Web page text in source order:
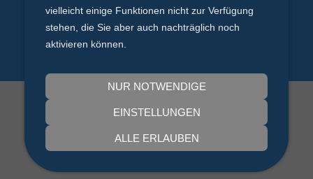
IMPRESSUM|DATENSCHUTZ
AGB| WIDERRUFSRECHT
vielleicht einige Funktionen nicht zur Verfügung
stehen, die Sie aber auch nachträglich noch
aktivieren können.
NUR NOTWENDIGE
EINSTELLUNGEN
ALLE ERLAUBEN